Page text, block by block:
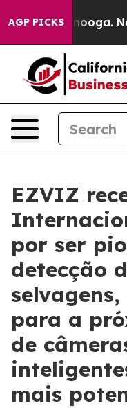
AGP PICKS
Chattanooga.
EZVIZ
por ser
detecção
para a
de
mais